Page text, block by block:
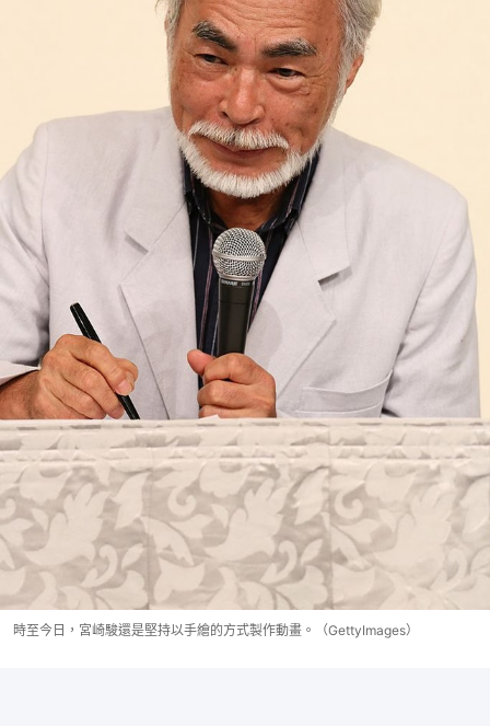
時至今日，宮崎駿還是堅持以手繪的方式製作動畫。（GettyImages）